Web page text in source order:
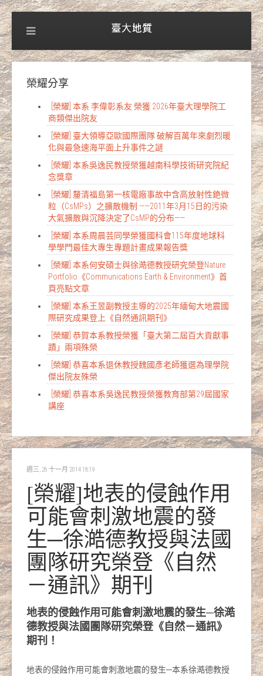
榮耀分享
[榮耀] 本系 李偉彰系友 榮獲 2026年臺大理學院工
商類傑出院友
[榮耀] 臺大領導亞歐國際團隊 破解百萬年來劇烈暖
化與最急速海平面上升事件之謎
[榮耀] 本系吳逸民教授榮獲越南科學技術研究院紀
念獎章
[榮耀] 釐清福島第一核電廠事故中含高放射性銫微
粒（CsMPs）之擴散機制 ——2011年3月15日的污染
大氣擴散與沉降決定了CsMP的分布——
[榮耀] 本系周晨芸同學榮獲國科會115年度地球科
學學門最佳大專生專題計畫成果報告獎
[榮耀] 本系何安碩士與徐澔德教授研究榮登Nature
Portfolio《Communications Earth & Environment》首
頁亮點文章
[榮耀] 本系王昱副教授主導的2025年緬甸大地震國
際研究成果登上《自然通訊期刊》
[榮耀] 恭賀本系教授榮獲「臺大第二屆百大貢獻事
蹟」兩項殊榮
[榮耀] 恭喜本系退休教授魏國彥老師獲選為理學院
傑出院友殊榮
[榮耀] 恭喜本系吳逸民教授榮獲教育部第29屆國家
講座
週三, 26 十一月 2014 18:19
[榮耀]地表的侵蝕作用
可能會刺激地震的發
生─徐澔德教授與法國
團隊研究榮登《自然
－通訊》期刊
地表的侵蝕作用可能會刺激地震的發生─徐澔
德教授與法國團隊研究榮登《自然－通訊》
期刊！
地表的侵蝕作用可能會刺激地震的發生─本系徐澔德教授